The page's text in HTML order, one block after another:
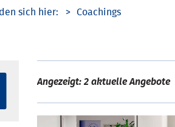
Coachings
Angezeigt: 2 aktuelle Angebote